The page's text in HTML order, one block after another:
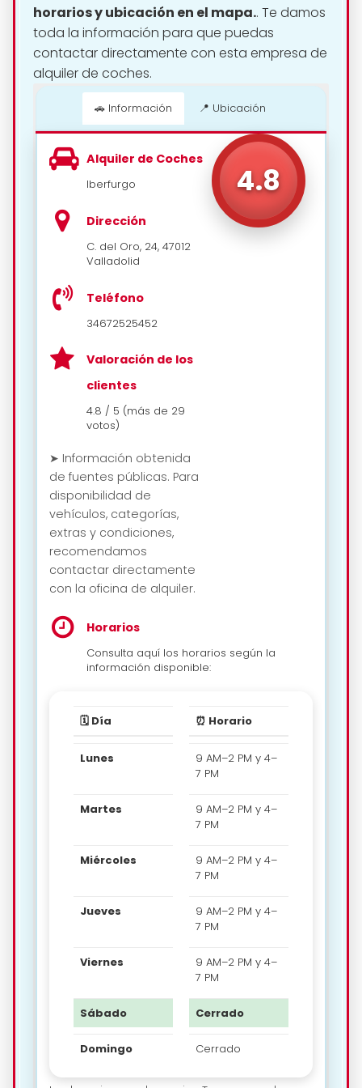
horarios y ubicación en el mapa.. Te damos
toda la información para que puedas
contactar directamente con esta empresa de
alquiler de coches.
🚗 Información 📍 Ubicación
4.8
Alquiler de Coches
Iberfurgo
Dirección
C. del Oro, 24, 47012
Valladolid
Teléfono
34672525452
Valoración de los
clientes
4.8 / 5 (más de 29
votos)
➤ Información obtenida
de fuentes públicas. Para
disponibilidad de
vehículos, categorías,
extras y condiciones,
recomendamos
contactar directamente
con la oficina de alquiler.
Horarios
Consulta aquí los horarios según la
información disponible:
🗓️ Día ⏰ Horario
Lunes
9 AM–2 PM y 4–
7 PM
Martes
9 AM–2 PM y 4–
7 PM
Miércoles
9 AM–2 PM y 4–
7 PM
Jueves
9 AM–2 PM y 4–
7 PM
Viernes
9 AM–2 PM y 4–
7 PM
Sábado Cerrado
Domingo Cerrado